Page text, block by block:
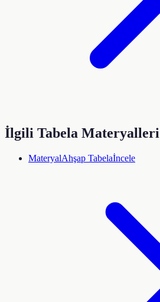
İlgili Tabela Materyalleri
MateryalAhşap Tabelaİncele